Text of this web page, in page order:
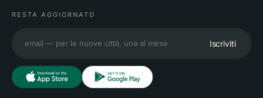
RESTA AGGIORNATO
Iscriviti